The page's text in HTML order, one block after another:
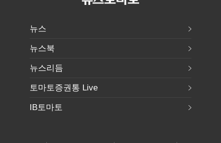
뉴스
뉴스북
뉴스리듬
토마토증권통 Live
IB토마토